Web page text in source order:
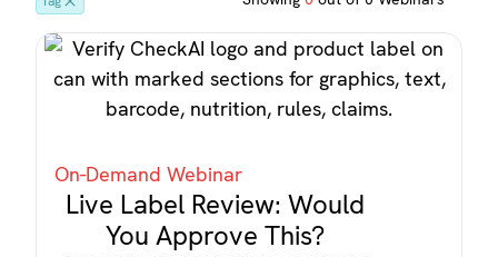
On-Demand Webinar
Live Label Review: Would
You Approve This?